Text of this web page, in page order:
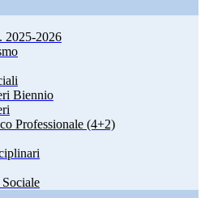
2025-2026
Biennio
Professionale (4+2)